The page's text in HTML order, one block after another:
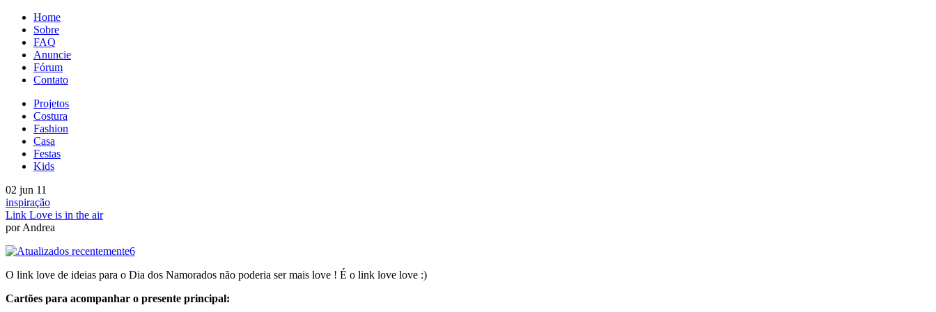
Home
Sobre
FAQ
Anuncie
Fórum
Contato
Projetos
Costura
Fashion
Casa
Festas
Kids
02 jun 11
inspiração
Link Love is in the air
por Andrea
O link love de ideias para o Dia dos Namorados não poderia ser mais love ! É o link love love :)
Cartões para acompanhar o presente principal: